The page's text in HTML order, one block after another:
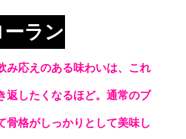
ーラン
み応えのある味わいは、これ
返したくなるほど。通常のブ
骨格がしっかりとして美味し